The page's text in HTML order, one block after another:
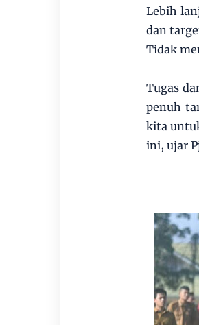
Lebih
dan
Tidak
Tugas
penuh
kita
ini, ujar